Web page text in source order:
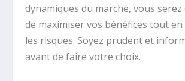
dynamiques du marché, vous
de maximiser vos bénéfices tout
les risques. Soyez prudent et
avant de faire votre choix.